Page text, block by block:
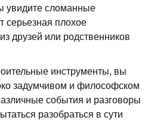
увидите сломанные
серьезная плохое
друзей или родственников
инструменты, вы
задумчивом и философском
события и разговоры
разобраться в сути